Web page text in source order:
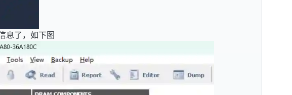
息了，如下图